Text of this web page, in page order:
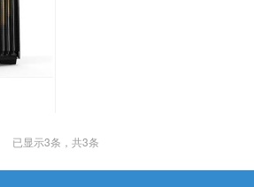
已显示3条，共3条